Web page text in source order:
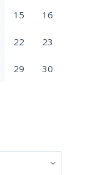
15 16
22 23
29 30